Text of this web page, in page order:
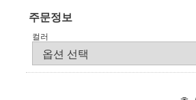
주문정보
컬러